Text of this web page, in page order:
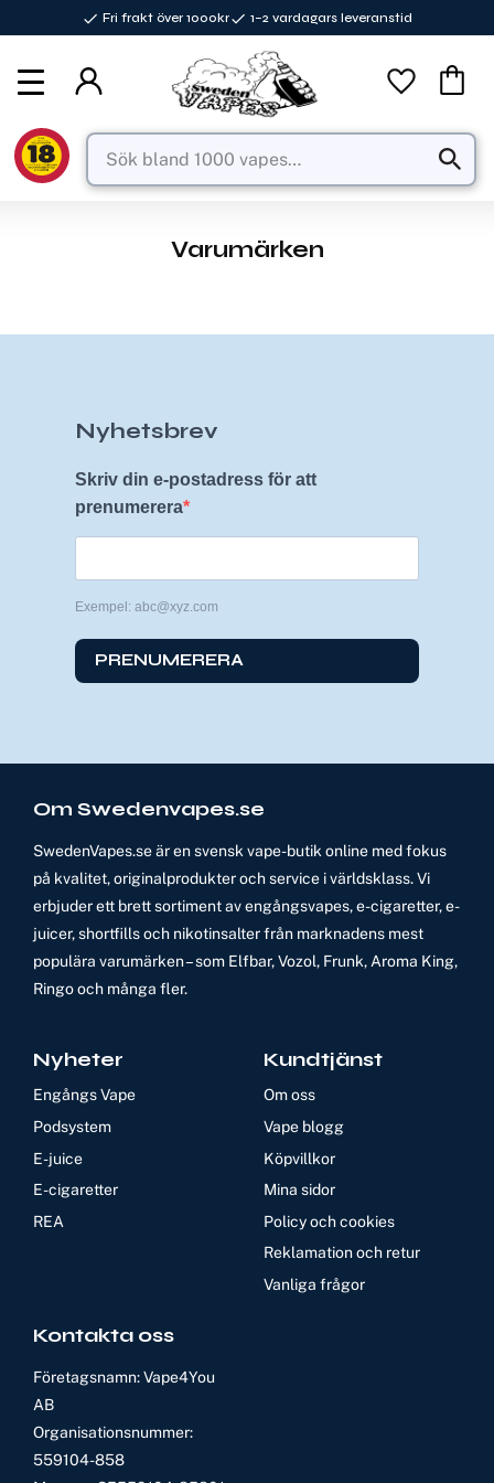
Fri frakt över 1000kr 1–2 vardagars leveranstid
Favoriter
Varumärken
Nyhetsbrev
Skriv din e-postadress för att
prenumerera
Exempel: abc@xyz.com
PRENUMERERA
Om Swedenvapes.se
SwedenVapes.se är en svensk vape-butik online med fokus
på kvalitet, originalprodukter och service i världsklass. Vi
erbjuder ett brett sortiment av engångsvapes, e-cigaretter, e-
juicer, shortfills och nikotinsalter från marknadens mest
populära varumärken – som Elfbar, Vozol, Frunk, Aroma King,
Ringo och många fler.
Nyheter
Engångs Vape
Podsystem
E-juice
E-cigaretter
REA
Kundtjänst
Om oss
Vape blogg
Köpvillkor
Mina sidor
Policy och cookies
Reklamation och retur
Vanliga frågor
Kontakta oss
Företagsnamn: Vape4You
AB
Organisationsnummer:
559104-858